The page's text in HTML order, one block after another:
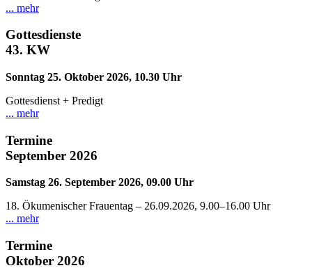
... mehr
Gottesdienste
43. KW
Sonntag 25. Oktober 2026, 10.30 Uhr
Gottesdienst + Predigt
... mehr
Termine
September 2026
Samstag 26. September 2026, 09.00 Uhr
18. Ökumenischer Frauentag – 26.09.2026, 9.00–16.00 Uhr
... mehr
Termine
Oktober 2026